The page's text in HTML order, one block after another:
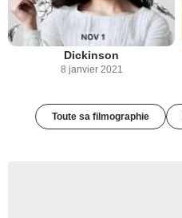
Dickinson
8 janvier 2021
Toute sa filmographie